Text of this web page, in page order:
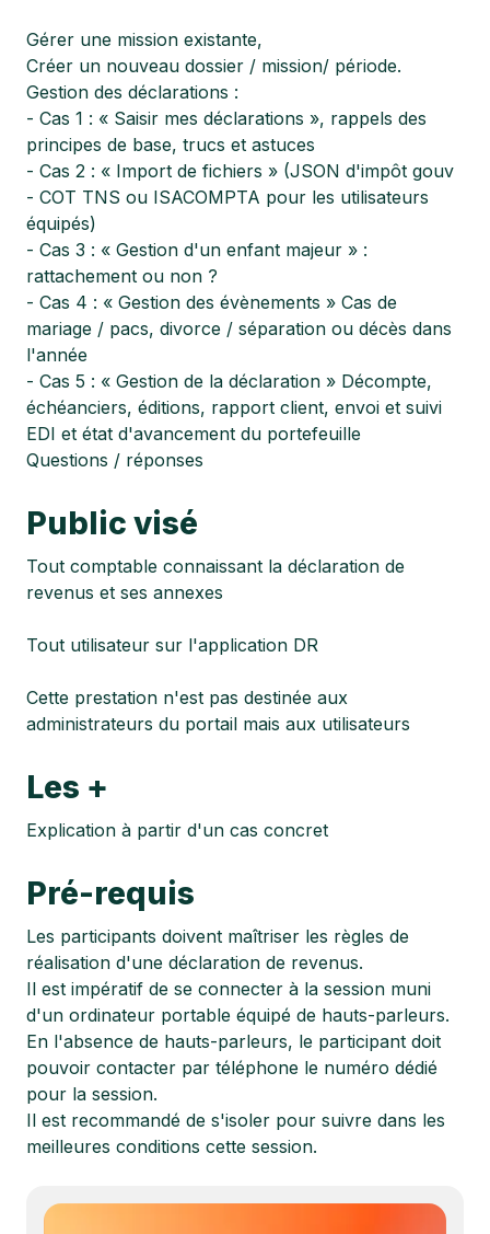
Gérer une mission existante,
Créer un nouveau dossier / mission/ période.
Gestion des déclarations :
- Cas 1 : « Saisir mes déclarations », rappels des
principes de base, trucs et astuces
- Cas 2 : « Import de fichiers » (JSON d'impôt gouv
- COT TNS ou ISACOMPTA pour les utilisateurs
équipés)
- Cas 3 : « Gestion d'un enfant majeur » :
rattachement ou non ?
- Cas 4 : « Gestion des évènements » Cas de
mariage / pacs, divorce / séparation ou décès dans
l'année
- Cas 5 : « Gestion de la déclaration » Décompte,
échéanciers, éditions, rapport client, envoi et suivi
EDI et état d'avancement du portefeuille
Questions / réponses
Public visé
Tout comptable connaissant la déclaration de
revenus et ses annexes
Tout utilisateur sur l'application DR
Cette prestation n'est pas destinée aux
administrateurs du portail mais aux utilisateurs
Les +
Explication à partir d'un cas concret
Pré-requis
Les participants doivent maîtriser les règles de
réalisation d'une déclaration de revenus.
Il est impératif de se connecter à la session muni
d'un ordinateur portable équipé de hauts-parleurs.
En l'absence de hauts-parleurs, le participant doit
pouvoir contacter par téléphone le numéro dédié
pour la session.
Il est recommandé de s'isoler pour suivre dans les
meilleures conditions cette session.